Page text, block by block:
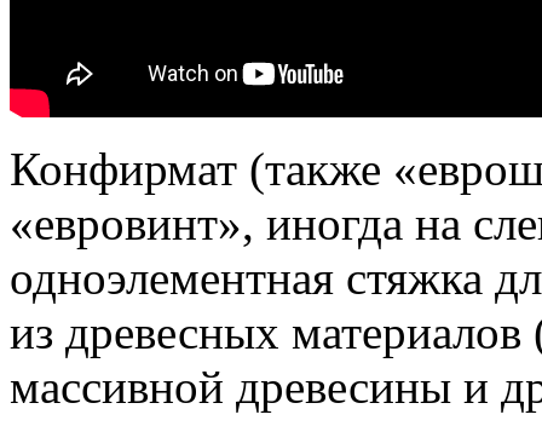
Конфирмат (также
«евровинт», иногда на
одноэлементная стяжка
из древесных
массивной древесины и